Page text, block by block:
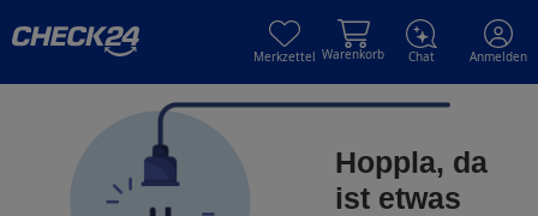
Merkzettel Warenkorb Chat Anmelden
Hoppla, da
ist etwas